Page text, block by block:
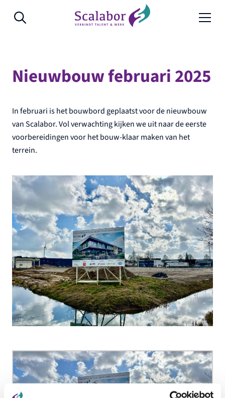
Nieuwbouw februari 2025
In februari is het bouwbord geplaatst voor de nieuwbouw
van Scalabor. Vol verwachting kijken we uit naar de eerste
voorbereidingen voor het bouw-klaar maken van het
terrein.